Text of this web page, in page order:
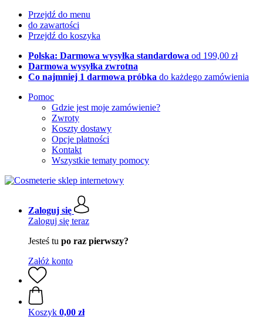
Przejdź do menu
do zawartości
Przejdź do koszyka
Polska: Darmowa wysyłka standardowa od 199,00 zł
Darmowa wysyłka zwrotna
Co najmniej 1 darmowa próbka do każdego zamówienia
Pomoc
Gdzie jest moje zamówienie?
Zwroty
Koszty dostawy
Opcje płatności
Kontakt
Wszystkie tematy pomocy
Zaloguj się
Zaloguj się teraz
Jesteś tu po raz pierwszy?
Załóż konto
Koszyk 0,00 zł